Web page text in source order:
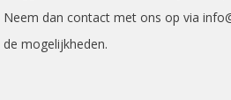
Neem dan contact met ons op via
de mogelijkheden.